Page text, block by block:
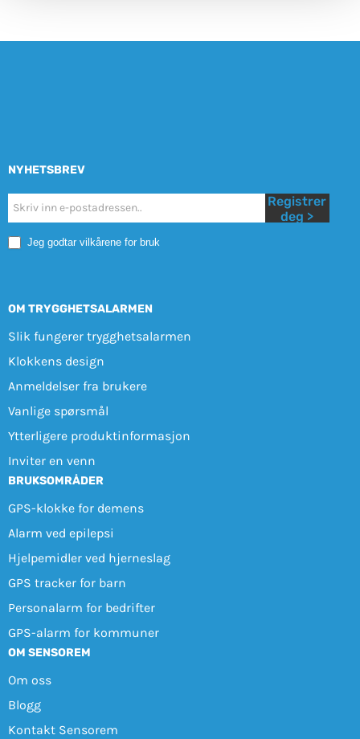
NYHETSBREV
Nyhetsbrev
Mobile
Registrer
deg >
Jeg godtar vilkårene for bruk
OM TRYGGHETSALARMEN
Slik fungerer trygghetsalarmen
Klokkens design
Anmeldelser fra brukere
Vanlige spørsmål
Ytterligere produktinformasjon
Inviter en venn
BRUKSOMRÅDER
GPS-klokke for demens
Alarm ved epilepsi
Hjelpemidler ved hjerneslag
GPS tracker for barn
Personalarm for bedrifter
GPS-alarm for kommuner
OM SENSOREM
Om oss
Blogg
Kontakt Sensorem